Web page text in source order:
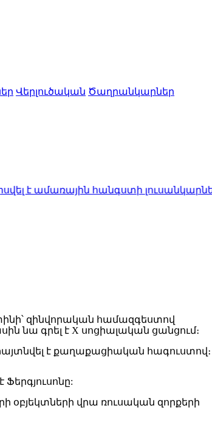
Վերլուծական Ծաղրանկարներ
հանգստի լուսանկարներով
զինվորական համազգեստով
նա գրել է X սոցիալական ցանցում։
է քաղաքացիական հագուստով։
օբյեկտների վրա ռուսական զորքերի